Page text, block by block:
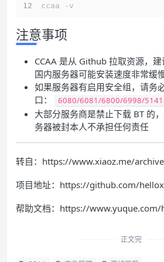
ccaa -v
注意事项
CCAA 是从 Github 拉取资源，建
国内服务器可能安装速度非常缓
如果服务器有启用安全组，请务
口：
6080/6081/6800/6998/
大部分服务商是禁止下载 BT 的
务器被封本人不承担任何责任
转自：https://www.xiaoz.me/
项目地址：https://github.com/
帮助文档：https://www.yuque.com/
正文完